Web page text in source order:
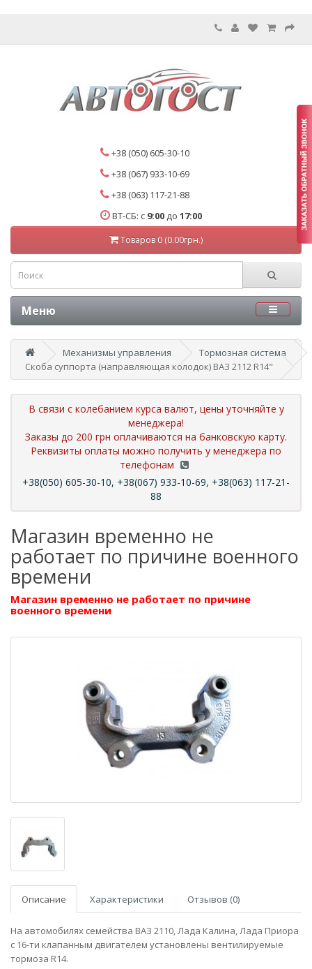
+38 (050) 605-30-10
+38 (067) 933-10-69
+38 (063) 117-21-88
ВТ-СБ: с 9:00 до 17:00
Товаров 0 (0.00грн.)
Меню
Механизмы управления
Тормозная система
Скоба суппорта (направляющая колодок) ВАЗ 2112 R14"
В связи с колебанием курса валют, цены уточняйте у
менеджера!
Заказы до 200 грн оплачиваются на банковскую карту.
Реквизиты оплаты можно получить у менеджера по
телефонам
+38(050) 605-30-10, +38(067) 933-10-69, +38(063) 117-21-
88
Магазин временно не
работает по причине военного
времени
Магазин временно не работает по причине
военного времени
Описание Характеристики Отзывов (0)
На автомобилях семейства ВАЗ 2110, Лада Калина, Лада Приора
c 16-ти клапанным двигателем установлены вентилируемые
тормоза R14.